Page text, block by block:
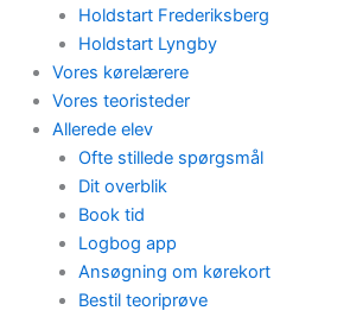
Holdstart Frederiksberg
Holdstart Lyngby
Vores kørelærere
Vores teoristeder
Allerede elev
Ofte stillede spørgsmål
Dit overblik
Book tid
Logbog app
Ansøgning om kørekort
Bestil teoriprøve